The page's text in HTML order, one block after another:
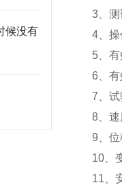
候没有
3、
4、
5、
6、
7、试
8、
9、
10、
11、